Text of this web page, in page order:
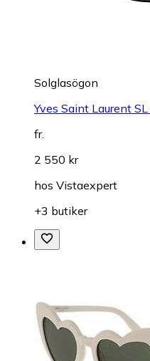
Solglasögon
Yves Saint Laurent
fr.
2 550 kr
hos Vistaexpert
+3 butiker